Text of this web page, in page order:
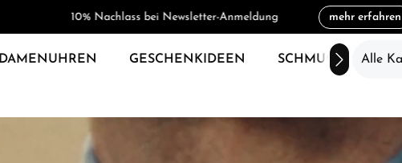
10% Nachlass bei Newsletter-Anmeldung
3% Skonto bei Zahlung per Vorkasse (Überweisung) mehr erfahren
DAMENUHREN GESCHENKIDEEN SCHMUCK Alle